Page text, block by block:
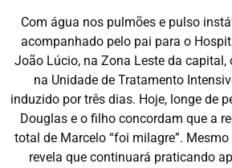
Com água nos pulmões e pulso
acompanhado pelo pai para o
João Lúcio, na Zona Leste da capital,
na Unidade de Tratamento
induzido por três dias. Hoje, longe de
Douglas e o filho concordam que a
total de Marcelo “foi milagre”.
revela que continuará praticando